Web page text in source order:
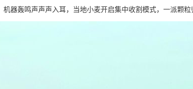
机器轰鸣声声声入耳，当地小麦开启集中收割模式，一派颗粒